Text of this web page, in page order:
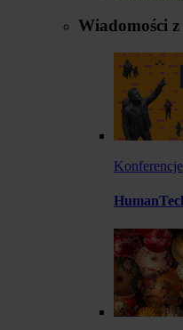
Wiadomości
Konferencje